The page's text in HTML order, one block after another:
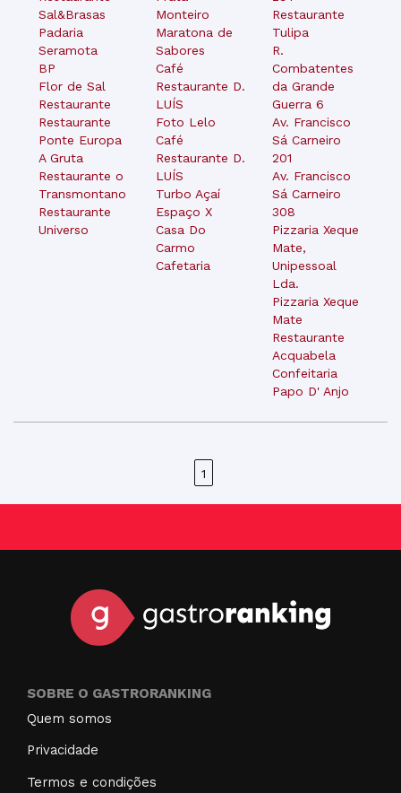
Sal&Brasas
Padaria
Seramota
BP
Flor de Sal
Restaurante
Restaurante
Ponte Europa
A Gruta
Restaurante o
Transmontano
Restaurante
Universo
Monteiro
Maratona de
Sabores
Café
Restaurante D.
LUÍS
Foto Lelo
Café
Restaurante D.
LUÍS
Turbo Açaí
Espaço X
Casa Do
Carmo
Cafetaria
Restaurante
Tulipa
R.
Combatentes
da Grande
Guerra 6
Av. Francisco
Sá Carneiro
201
Av. Francisco
Sá Carneiro
308
Pizzaria Xeque
Mate,
Unipessoal
Lda.
Pizzaria Xeque
Mate
Restaurante
Acquabela
Confeitaria
Papo D' Anjo
1
SOBRE O GASTRORANKING
Quem somos
Privacidade
Termos e condições